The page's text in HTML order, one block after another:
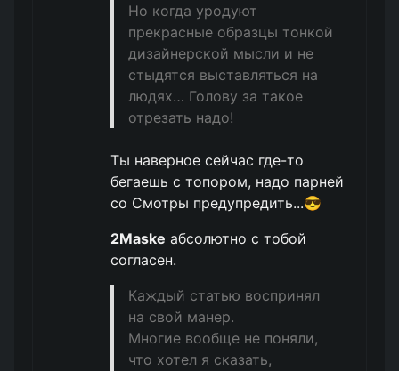
Но когда уродуют
прекрасные образцы тонкой
дизайнерской мысли и не
стыдятся выставляться на
людях… Голову за такое
отрезать надо!
Ты наверное сейчас где-то
бегаешь с топором, надо парней
со Смотры предупредить...😎
2Maske абсолютно с тобой
согласен.
Каждый статью воспринял
на свой манер.
Многие вообще не поняли,
что хотел я сказать,